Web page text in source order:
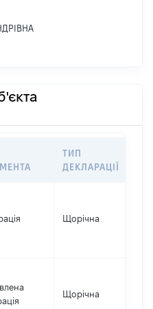
ТИП
ДЕКЛАРАЦІЇ
Щорічна
Щорічна